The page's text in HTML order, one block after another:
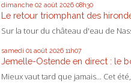
dimanche 02 août 2026 08h30
Le retour triomphant des
Sur la tour du château d'eau de
samedi 01 août 2026 11h07
Jemelle-Ostende en direct : le
Mieux vaut tard que jamais... Cet